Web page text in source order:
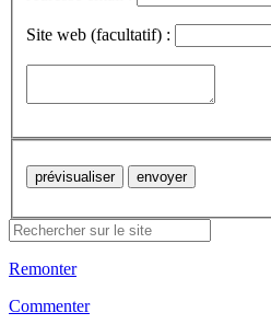
Site web (facultatif) :
Remonter
Commenter